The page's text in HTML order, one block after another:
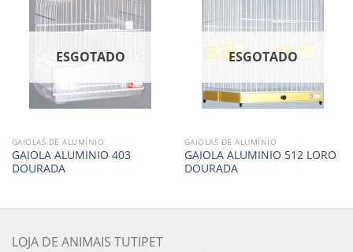
ESGOTADO
GAIOLAS DE ALUMÍNIO
GAIOLA ALUMINIO 403
DOURADA
ESGOTADO
GAIOLAS DE ALUMÍNIO
GAIOLA ALUMINIO 512 LORO
DOURADA
LOJA DE ANIMAIS TUTIPET